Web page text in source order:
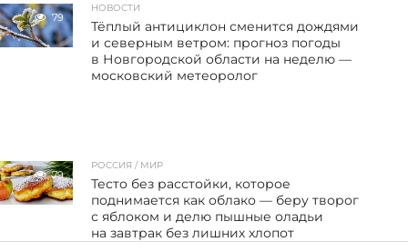
79
НОВОСТИ
Тёплый антициклон сменится дождями
и северным ветром: прогноз погоды
в Новгородской области на неделю —
московский метеоролог
79
РОССИЯ / МИР
Тесто без расстойки, которое
поднимается как облако — беру творог
с яблоком и делю пышные оладьи
на завтрак без лишних хлопот